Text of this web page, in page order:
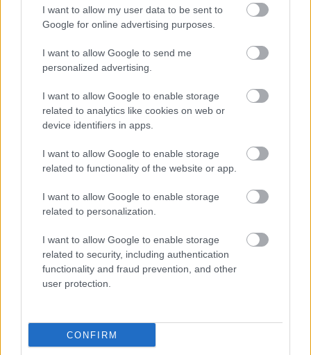
I want to allow my user data to be sent to
Google for online advertising purposes.
I want to allow Google to send me
personalized advertising.
I want to allow Google to enable storage
related to analytics like cookies on web or
device identifiers in apps.
I want to allow Google to enable storage
related to functionality of the website or app.
I want to allow Google to enable storage
related to personalization.
I want to allow Google to enable storage
related to security, including authentication
functionality and fraud prevention, and other
user protection.
CONFIRM
Richard Burns 47 másodperc hátrányból az élre repült,
hátránnyal követte. Kenneth Eriksson az élről 1 percnél is
nagyobb hátrányba került.
Innentől kezdve azonban Burns nem engedte ki kezéből
a vezető helyet és végül szezonbeli első, karrierje utolsó,
10. WRC-futamgyőzelmét szerezte.
Burns a vb-címért vívott csatába, hiszen Új-Zéland után
McRae és Makinen holtversenyben vezette a
bajnokságot, míg Burns 9 pontra csökkentette hátrányát.
A szezon utolsó futamain pedig sikerült kiharcolnia első
és egyetlen vb-címét, így Colin McRae 1995-ös címe után
Burns két évvel később súlyos beteg lett, 32 éves